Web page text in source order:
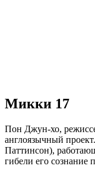
Микки 17
Пон Джун-хо,
англоязычный
Паттинсон),
гибели его сознание